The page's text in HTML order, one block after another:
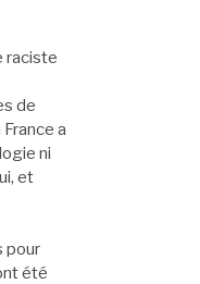
raciste
de
a
ni
et
pour
été